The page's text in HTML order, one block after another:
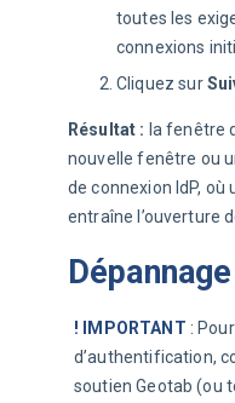
toutes les
connexions
Cliquez sur
Résultat : la fenêtre
nouvelle fenêtre ou
de connexion IdP, où
entraîne l’ouverture
Dépannage
! IMPORTANT :
d’authentification,
soutien Geotab (ou